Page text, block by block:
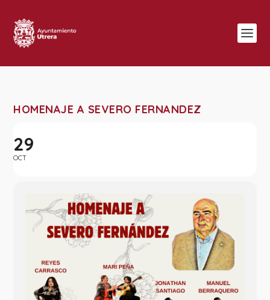
HOMENAJE A SEVERO FERNANDEZ
29
OCT